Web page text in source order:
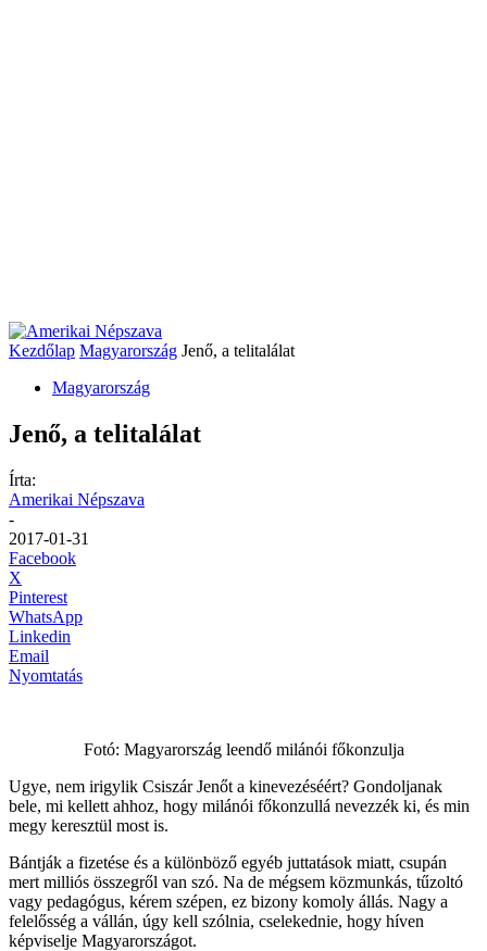
Kezdőlap Magyarország Jenő, a telitalálat
Magyarország
Jenő, a telitalálat
Írta:
Amerikai Népszava
-
2017-01-31
Facebook
X
Pinterest
WhatsApp
Linkedin
Email
Nyomtatás
Fotó: Magyarország leendő milánói főkonzulja
Ugye, nem irigylik Csiszár Jenőt a kinevezéséért? Gondoljanak
bele, mi kellett ahhoz, hogy milánói főkonzullá nevezzék ki, és min
megy keresztül most is.
Bántják a fizetése és a különböző egyéb juttatások miatt, csupán
mert milliós összegről van szó. Na de mégsem közmunkás, tűzoltó
vagy pedagógus, kérem szépen, ez bizony komoly állás. Nagy a
felelősség a vállán, úgy kell szólnia, cselekednie, hogy híven
képviselje Magyarországot.